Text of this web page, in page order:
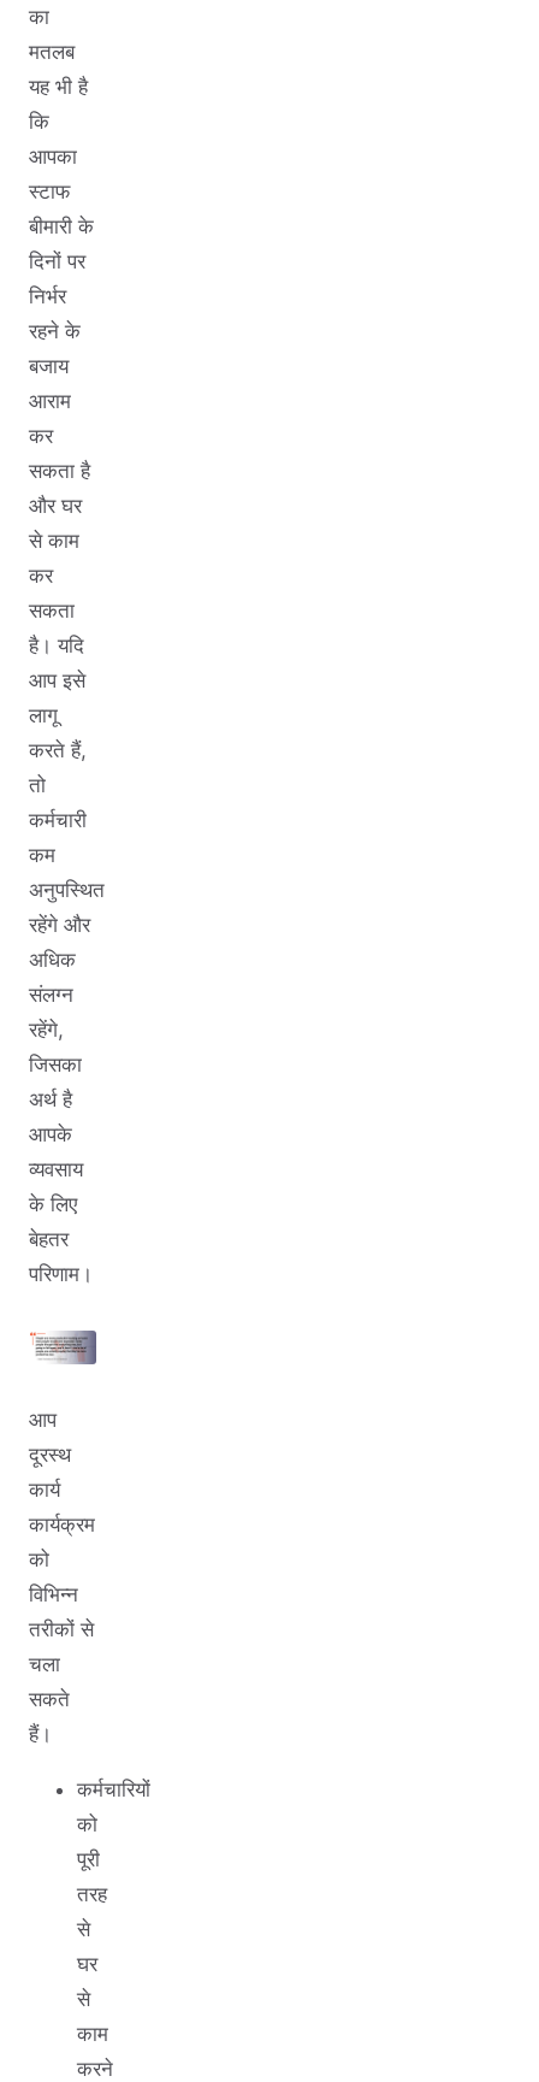
का
मतलब
यह भी है
कि
आपका
स्टाफ
बीमारी के
दिनों पर
निर्भर
रहने के
बजाय
आराम
कर
सकता है
और घर
से काम
कर
सकता
है। यदि
आप इसे
लागू
करते हैं,
तो
कर्मचारी
कम
अनुपस्थित
रहेंगे और
अधिक
संलग्न
रहेंगे,
जिसका
अर्थ है
आपके
व्यवसाय
के लिए
बेहतर
परिणाम।
आप
दूरस्थ
कार्य
कार्यक्रम
को
विभिन्न
तरीकों से
चला
सकते
हैं।
कर्मचारियों
को
पूरी
तरह
से
घर
से
काम
करने